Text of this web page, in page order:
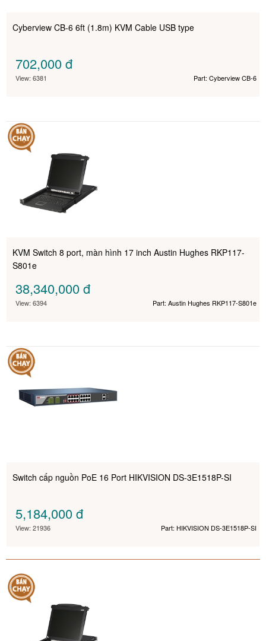
Cyberview CB-6 6ft (1.8m) KVM Cable USB type
702,000đ
View: 6381 Part: Cyberview CB-6
KVM Switch 8 port, màn hình 17 inch Austin Hughes RKP117-
S801e
38,340,000đ
View: 6394 Part: Austin Hughes RKP117-S801e
Switch cấp nguồn PoE 16 Port HIKVISION DS-3E1518P-SI
5,184,000đ
View: 21936 Part: HIKVISION DS-3E1518P-SI